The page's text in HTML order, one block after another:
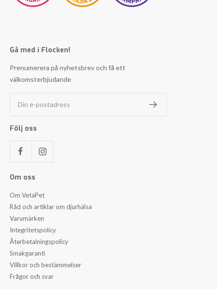
Gå med i Flocken!
Prenumerera på nyhetsbrev och få ett
välkomsterbjudande
Din e-postadress
Följ oss
Om oss
Om VetaPet
Råd och artiklar om djurhälsa
Varumärken
Integritetspolicy
Återbetalningspolicy
Smakgaranti
Villkor och bestämmelser
Frågor och svar